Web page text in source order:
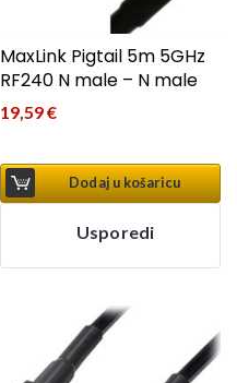
MaxLink Pigtail 5m 5GHz
RF240 N male – N male
19,59€
Dodaj u košaricu
Usporedi